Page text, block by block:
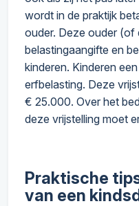
wordt in de praktijk
ouder. Deze ouder
belastingaangifte en
kinderen. Kinderen
erfbelasting. Deze
€ 25.000. Over het
deze vrijstelling moet
Praktische
van een